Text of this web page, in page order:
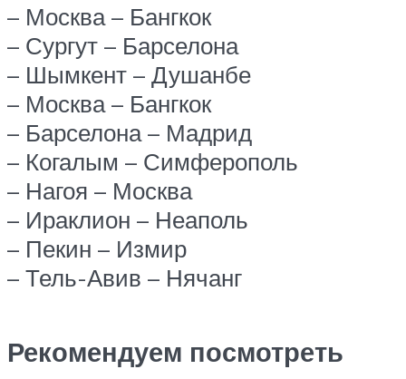
– Москва – Бангкок
– Сургут – Барселона
– Шымкент – Душанбе
– Москва – Бангкок
– Барселона – Мадрид
– Когалым – Симферополь
– Нагоя – Москва
– Ираклион – Неаполь
– Пекин – Измир
– Тель-Авив – Нячанг
Рекомендуем посмотреть